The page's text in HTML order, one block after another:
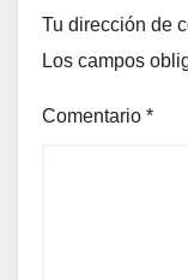
Tu dirección de
Los campos
Comentario *